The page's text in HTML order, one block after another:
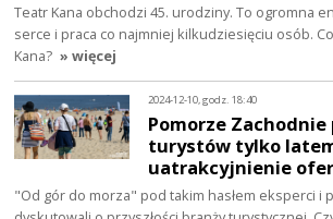
Teatr Kana obchodzi 45. urodziny. To ogromna
serce i praca co najmniej kilkudziesięciu osób.
Kana? » więcej
2024-12-10, godz. 18:40
Pomorze Zachodnie
turystów tylko
uatrakcyjnienie
"Od gór do morza" pod takim hasłem eksperci i